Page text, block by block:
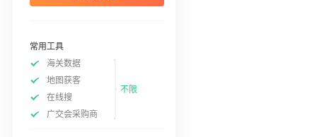
常用工具
海关数据
地图获客
在线搜
广交会采购商
不限